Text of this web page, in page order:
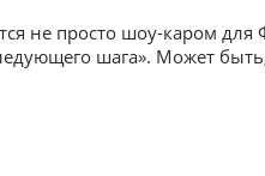
не просто шоу-каром для
шага». Может